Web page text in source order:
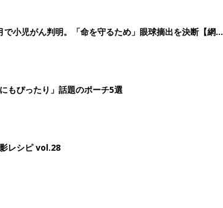
で小児がん判明。「命を守るため」眼球摘出を決断【網膜
もぴったり」話題のポーチ5選
レシピ vol.28